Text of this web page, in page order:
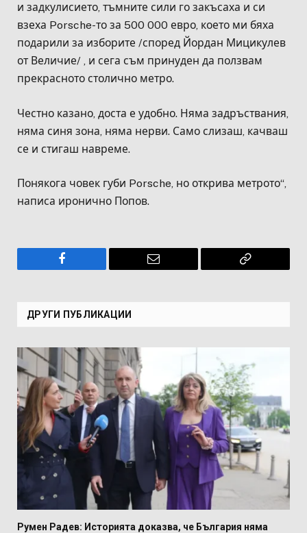
и задкулисието, тъмните сили го закъсаха и си
взеха Porsche-то за 500 000 евро, което ми бяха
подарили за изборите /според Йордан Мицикулев
от Величие/ , и сега съм принуден да ползвам
прекрасното столично метро.
Честно казано, доста е удобно. Няма задръствания,
няма синя зона, няма нерви. Само слизаш, качваш
се и стигаш навреме.
Понякога човек губи Porsche, но открива метрото“,
написа иронично Попов.
Facebook Имейл
Копирай
ДРУГИ ПУБЛИКАЦИИ
Румен Радев: Историята доказва, че България няма